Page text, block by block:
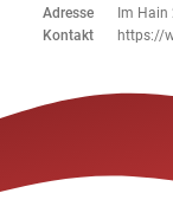
Adresse
Im
Kontakt
https://